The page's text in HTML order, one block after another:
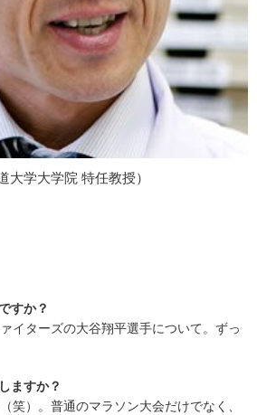
大学大学院 特任教授）
すか？
イターズの大谷翔平選手について。ずっ
ますか？
笑）。普通のマラソン大会だけでなく、